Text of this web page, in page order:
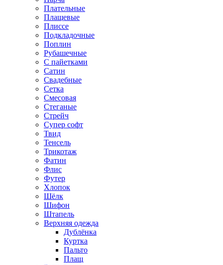
Плательные
Плащевые
Плиссе
Подкладочные
Поплин
Рубашечные
С пайетками
Сатин
Свадебные
Сетка
Смесовая
Стеганые
Стрейч
Супер софт
Твид
Тенсель
Трикотаж
Фатин
Флис
Футер
Хлопок
Шёлк
Шифон
Штапель
Верхняя одежда
Дублёнка
Куртка
Пальто
Плащ